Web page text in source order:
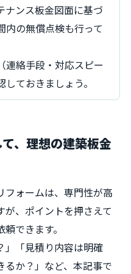
ナンス板金図面に基づ
内の無償点検も行って
連絡手段・対応スピー
ておきましょう。
、理想の建築板金
フォームは、専門性が高
が、ポイントを押さえて
できます。
」「見積り内容は明確
るか？」など、本記事で